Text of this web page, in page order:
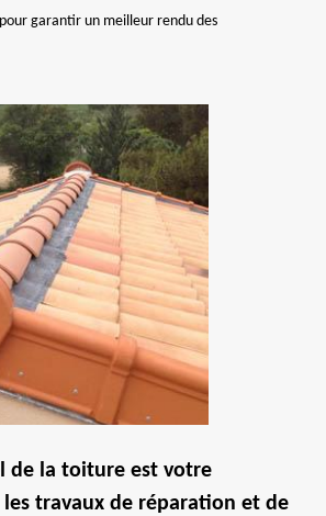
garantir un meilleur rendu des
de la toiture est votre
travaux de réparation et de